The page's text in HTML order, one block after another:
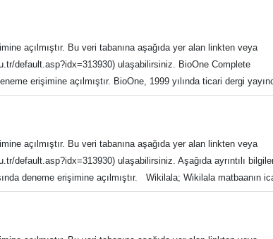
ilan şartlarına uymayan aday sayısı kadar yedek
açılmıştır. Bu veri tabanına aşağıda yer alan linkten veya
default.asp?idx=313930) ulaşabilirsiniz. BioOne Complete
erişimine açılmıştır. BioOne, 1999 yılında ticari dergi
kütüphanelerin, yayıncıların ve araştırmacıların
bulunduğu 200'den fazla başlığa erişim sağlar.
bizimle paylaşınız. Kütüphane Memnuniyet Anketi Kütüphane
E-posta: kutuph@adu.edu.tr f:
Tel: 0256 218 20 00/2840-2841 0256 218 20 46
açılmıştır. Bu veri tabanına aşağıda yer alan linkten veya
default.asp?idx=313930) ulaşabilirsiniz. Aşağıda ayrıntılı
deneme erişimine açılmıştır. Wikilala; Wikilala matbaanın
ve belge) içerisinde günümüz ürkçesiyle arama yapılmasına
23 kategoride 2 milyona yakın dergi sayfası Kitaplar: 36
yer almaktadır. Erişim adresi: www.wikilala.com Kelime.com; 10